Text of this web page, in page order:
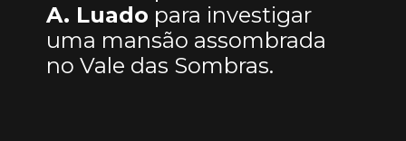
A. Luado para investigar
uma mansão assombrada
no Vale das Sombras.